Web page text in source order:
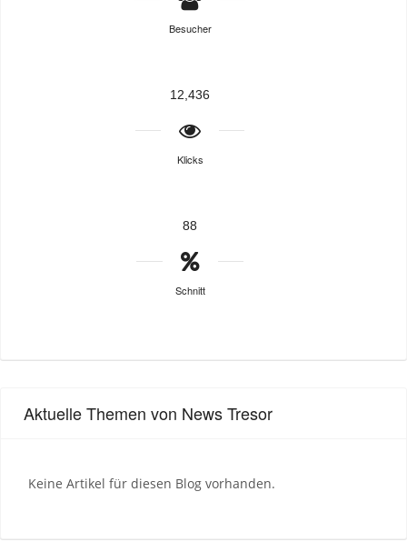
Besucher
12,436
Klicks
88
Schnitt
Aktuelle Themen von News Tresor
Keine Artikel für diesen Blog vorhanden.